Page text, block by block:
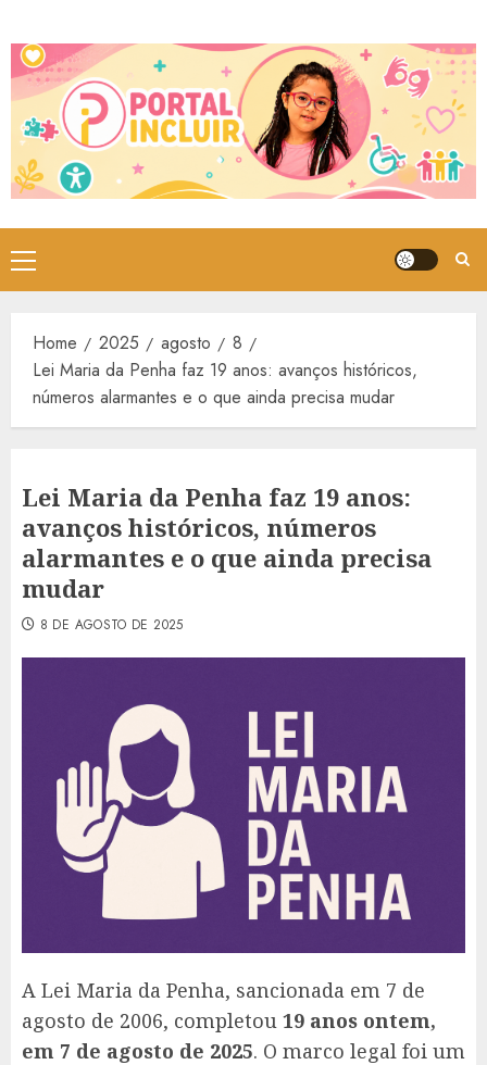
to
content
Primary
Menu
Home 2025 agosto
8
Lei Maria da Penha faz 19 anos: avanços históricos,
números alarmantes e o que ainda precisa mudar
Lei Maria da Penha faz 19 anos:
avanços históricos, números
alarmantes e o que ainda precisa
mudar
8 DE AGOSTO DE 2025
A Lei Maria da Penha, sancionada em 7 de
agosto de 2006, completou 19 anos ontem,
em 7 de agosto de 2025. O marco legal foi um